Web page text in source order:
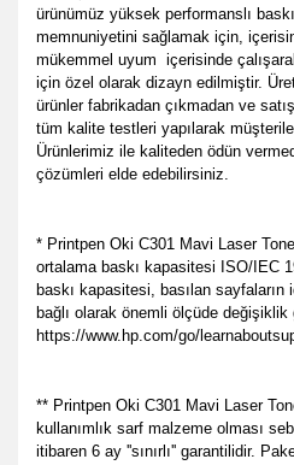
ürünümüz yüksek performanslı
memnuniyetini sağlamak için,
mükemmel uyum içerisinde
için özel olarak dizayn edilmiştir.
ürünler fabrikadan çıkmadan ve
tüm kalite testleri yapılarak
Ürünlerimiz ile kaliteden ödün
çözümleri elde edebilirsiniz.
* Printpen Oki C301 Mavi Laser
ortalama baskı kapasitesi ISO/IEC
baskı kapasitesi, basılan
bağlı olarak önemli ölçüde
https://www.hp.com/go/
** Printpen Oki C301 Mavi Laser
kullanımlık sarf malzeme olması
itibaren 6 ay ''sınırlı'' garantilidir.